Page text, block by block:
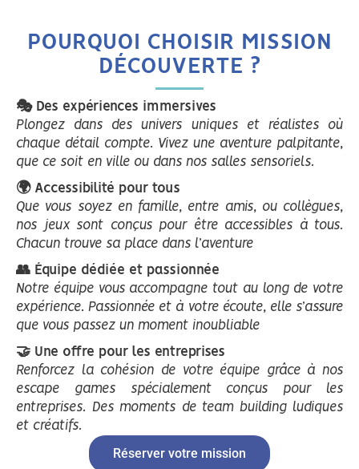
POURQUOI CHOISIR MISSION
DÉCOUVERTE ?
🎭 Des expériences immersives
Plongez dans des univers uniques et réalistes où
chaque détail compte. Vivez une aventure palpitante,
que ce soit en ville ou dans nos salles sensoriels.
🌍 Accessibilité pour tous
Que vous soyez en famille, entre amis, ou collègues,
nos jeux sont conçus pour être accessibles à tous.
Chacun trouve sa place dans l’aventure
👥 Équipe dédiée et passionnée
Notre équipe vous accompagne tout au long de votre
expérience. Passionnée et à votre écoute, elle s’assure
que vous passez un moment inoubliable
🤝 Une offre pour les entreprises
Renforcez la cohésion de votre équipe grâce à nos
escape games spécialement conçus pour les
entreprises. Des moments de team building ludiques
et créatifs.
Réserver votre mission